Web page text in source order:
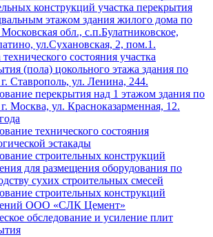
конструкций участка перекрытия
этажом здания жилого дома по
обл., с.п.Булатниковское,
ул.Сухановская, 2, пом.1.
состояния участка
(пола) цокольного этажа здания по
г. Ставрополь, ул. Ленина, 244.
перекрытия над 1 этажом здания по
г. Москва, ул. Красноказарменная, 12.
технического состояния
эстакады
строительных конструкций
для размещения оборудования по
сухих строительных смесей
строительных конструкций
ООО «СЛК Цемент»
обследование и усиление плит